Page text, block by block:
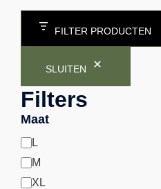
FILTER PRODUCTEN
SLUITEN
Filters
Maat
Maat
L
M
XL